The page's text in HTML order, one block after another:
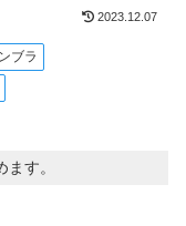
2023.12.07
ブラ
ます。